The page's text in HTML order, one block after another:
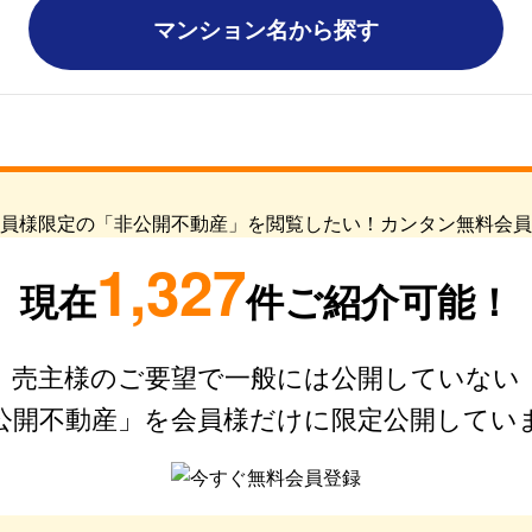
マンション名から探す
現在1,327件ご紹介可能！
売主様のご要望で一般には公開していない
開不動産」を会員様だけに限定公開してい